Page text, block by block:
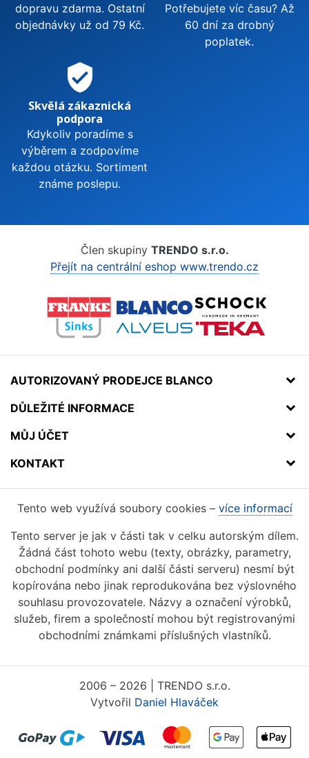
dopravu zdarma. Ostatní
objednávky už od 79 Kč.
Potřebujete víc času? Až
60 dní za drobný
poplatek.
verified_user
Skvělá zákaznická
podpora
Kdykoliv poradíme s
výběrem a zodpovíme
každou otázku. Sortiment
známe poslepu.
Člen skupiny TRENDO s.r.o.
Přejít na centrální eshop www.trendo.cz
AUTORIZOVANÝ PRODEJCE BLANCO
DŮLEŽITÉ INFORMACE
MŮJ ÚČET
KONTAKT
Tento web využívá soubory cookies – více informací
Tento server je jak v části tak v celku autorským dílem.
Žádná část tohoto webu (texty, obrázky, parametry,
obchodní podmínky ani další části serveru) nesmí být
kopírována nebo jinak reprodukována bez výslovného
souhlasu provozovatele. Názvy a označení výrobků,
služeb, firem a společností mohou být registrovanými
obchodními známkami příslušných vlastníků.
2006 – 2026 | TRENDO s.r.o.
Vytvořil Daniel Hlaváček